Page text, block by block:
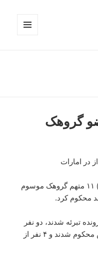
برای ۱۱ عضو گروهک
دادستانی کل امارات امروز (یکشنبه) ۱۱ متهم گروهک موسوم
محکوم کرد.
این پرونده تبرئه شدند، دو نفر
به ۱۵ سال و ۱۳ تن به ۱۰ سال حبس محکوم شدند و ۴ نفر از